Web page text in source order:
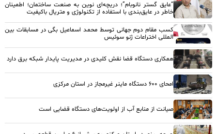
“عایق گستر نانوبام”؛ دریچه‌ای نوین به صنعت ساختمان؛ اطمینان
خاطر در عایق‌بندی با استفاده از تکنولوژی و متریال باکیفیت
کسب مقام دوم جهانی توسط محمد اسماعیل بگی در مسابقات بین
المللی اختراعات ژنو سوئیس
همکاری دستگاه قضا نقش کلیدی در مدیریت پایدار شبکه برق دارد
امحای ۶۰۰ دستگاه ماینر غیرمجاز در استان مرکزی
صیانت از منابع آب از اولویت‌های دستگاه قضایی است